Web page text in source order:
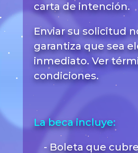
carta de intención.
Enviar su solicitud
garantiza que sea
inmediato. Ver
condiciones.
La beca incluye:
- Boleta que